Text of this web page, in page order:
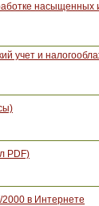
насыщенных
учет и
PDF)
2000 в Интернете